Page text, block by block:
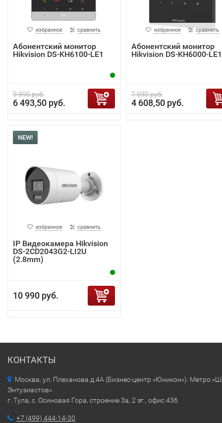
избранное сравнить
Абонентский монитор
Hikvision DS-KH6100-LE1
9 990 руб.
6 493,50 руб.
избранное сравнить
Абонентский монитор
Hikvision DS-KH6000-LE1
7 090 руб.
4 608,50 руб.
NEW!
избранное сравнить
IP Видеокамера Hikvision
DS-2CD2043G2-LI2U
(2.8mm)
10 990 руб.
КОНТАКТЫ
Москва, ул. Плеханова д.4А (Бизнес-центр «Юникон»). Метро
Энтузиастов»
г. Тула, с. Осиновая Гора, строение 3а, 2 эт., офис 436
+7 (499) 444-14-30